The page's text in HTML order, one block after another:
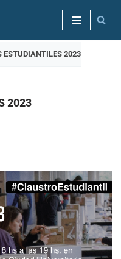
ESTUDIANTILES 2023
2023